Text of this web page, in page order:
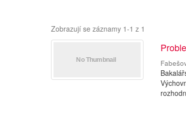
Zobrazují se záznamy 1-1 z 1